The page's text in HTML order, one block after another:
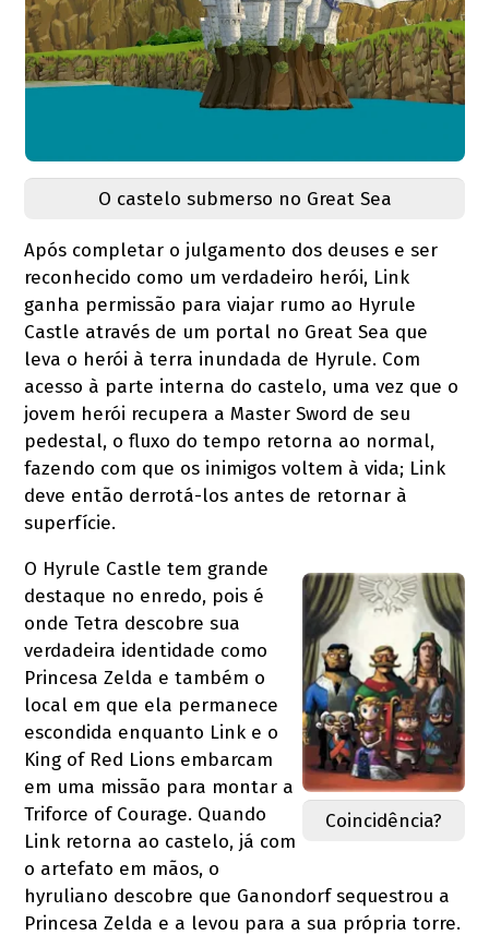
O castelo submerso no Great Sea
Após completar o julgamento dos deuses e ser
reconhecido como um verdadeiro herói, Link
ganha permissão para viajar rumo ao Hyrule
Castle através de um portal no Great Sea que
leva o herói à terra inundada de Hyrule. Com
acesso à parte interna do castelo, uma vez que o
jovem herói recupera a Master Sword de seu
pedestal, o fluxo do tempo retorna ao normal,
fazendo com que os inimigos voltem à vida; Link
deve então derrotá-los antes de retornar à
superfície.
Coincidência?
O Hyrule Castle tem grande
destaque no enredo, pois é
onde Tetra descobre sua
verdadeira identidade como
Princesa Zelda e também o
local em que ela permanece
escondida enquanto Link e o
King of Red Lions embarcam
em uma missão para montar a
Triforce of Courage. Quando
Link retorna ao castelo, já com
o artefato em mãos, o
hyruliano descobre que Ganondorf sequestrou a
Princesa Zelda e a levou para a sua própria torre.